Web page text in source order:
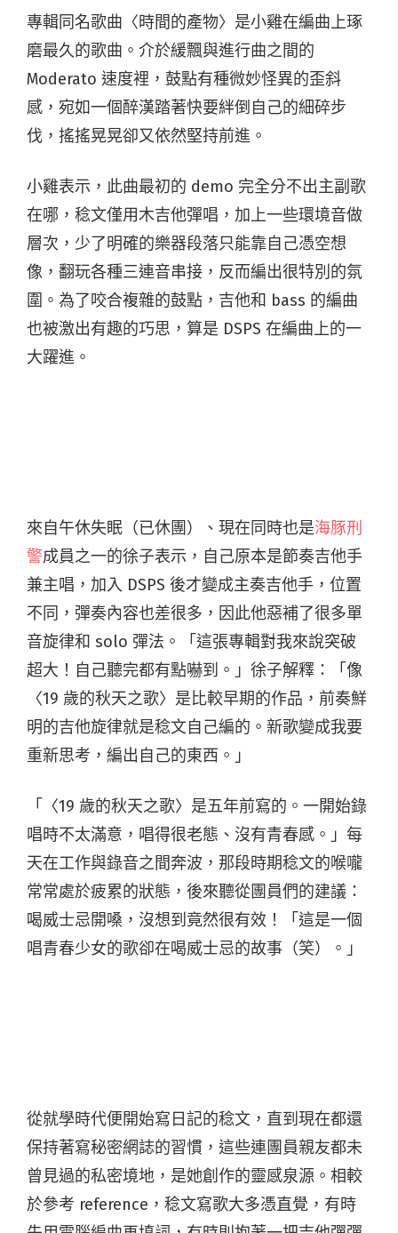
專輯同名歌曲〈時間的產物〉是小雞在編曲上琢
磨最久的歌曲。介於緩飄與進行曲之間的
Moderato 速度裡，鼓點有種微妙怪異的歪斜
感，宛如一個醉漢踏著快要絆倒自己的細碎步
伐，搖搖晃晃卻又依然堅持前進。
小雞表示，此曲最初的 demo 完全分不出主副歌
在哪，稔文僅用木吉他彈唱，加上一些環境音做
層次，少了明確的樂器段落只能靠自己憑空想
像，翻玩各種三連音串接，反而編出很特別的氛
圍。為了咬合複雜的鼓點，吉他和 bass 的編曲
也被激出有趣的巧思，算是 DSPS 在編曲上的一
大躍進。
來自午休失眠（已休團）、現在同時也是海豚刑
警成員之一的徐子表示，自己原本是節奏吉他手
兼主唱，加入 DSPS 後才變成主奏吉他手，位置
不同，彈奏內容也差很多，因此他惡補了很多單
音旋律和 solo 彈法。「這張專輯對我來說突破
超大！自己聽完都有點嚇到。」徐子解釋：「像
〈19 歲的秋天之歌〉是比較早期的作品，前奏鮮
明的吉他旋律就是稔文自己編的。新歌變成我要
重新思考，編出自己的東西。」
「〈19 歲的秋天之歌〉是五年前寫的。一開始錄
唱時不太滿意，唱得很老態、沒有青春感。」每
天在工作與錄音之間奔波，那段時期稔文的喉嚨
常常處於疲累的狀態，後來聽從團員們的建議：
喝威士忌開嗓，沒想到竟然很有效！「這是一個
唱青春少女的歌卻在喝威士忌的故事（笑）。」
從就學時代便開始寫日記的稔文，直到現在都還
保持著寫秘密網誌的習慣，這些連團員親友都未
曾見過的私密境地，是她創作的靈感泉源。相較
於參考 reference，稔文寫歌大多憑直覺，有時